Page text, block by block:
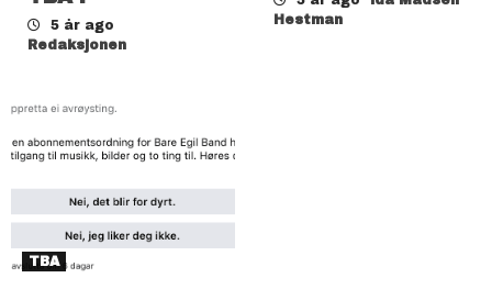
5 år ago
Redaksjonen
Hestman
TBA